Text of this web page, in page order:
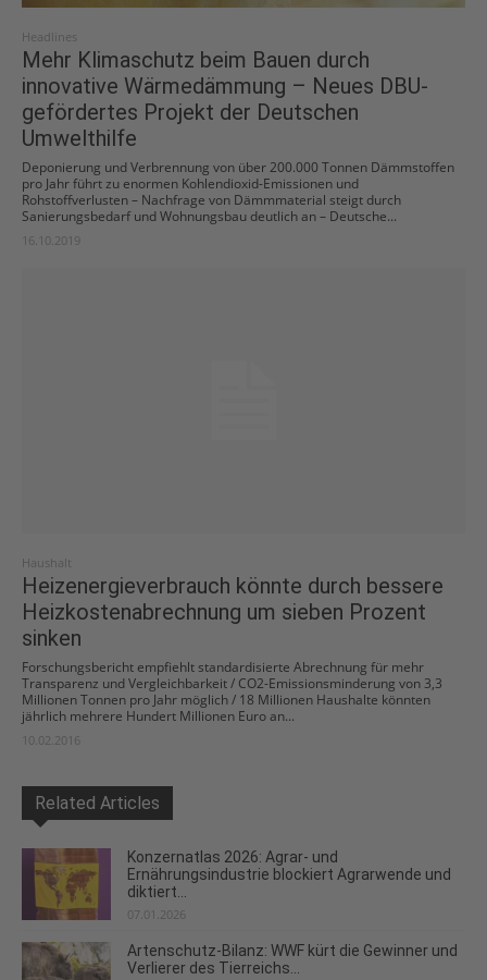
Headlines
Mehr Klimaschutz beim Bauen durch
innovative Wärmedämmung – Neues DBU-
gefördertes Projekt der Deutschen
Umwelthilfe
Deponierung und Verbrennung von über 200.000 Tonnen Dämmstoffen
pro Jahr führt zu enormen Kohlendioxid-Emissionen und
Rohstoffverlusten – Nachfrage von Dämmmaterial steigt durch
Sanierungsbedarf und Wohnungsbau deutlich an – Deutsche...
16.10.2019
Haushalt
Heizenergieverbrauch könnte durch bessere
Heizkostenabrechnung um sieben Prozent
sinken
Forschungsbericht empfiehlt standardisierte Abrechnung für mehr
Transparenz und Vergleichbarkeit / CO2-Emissionsminderung von 3,3
Millionen Tonnen pro Jahr möglich / 18 Millionen Haushalte könnten
jährlich mehrere Hundert Millionen Euro an...
10.02.2016
Related Articles
Konzernatlas 2026: Agrar- und
Ernährungsindustrie blockiert Agrarwende und
diktiert...
07.01.2026
Artenschutz-Bilanz: WWF kürt die Gewinner und
Verlierer des Tierreichs...